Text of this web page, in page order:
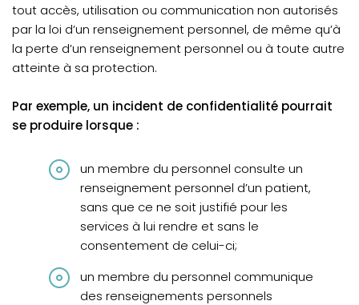
tout accès, utilisation ou communication non autorisés
par la loi d’un renseignement personnel, de même qu’à
la perte d’un renseignement personnel ou à toute autre
atteinte à sa protection.
Par exemple, un incident de confidentialité pourrait
se produire lorsque :
un membre du personnel consulte un
renseignement personnel d’un patient,
sans que ce ne soit justifié pour les
services à lui rendre et sans le
consentement de celui-ci;
un membre du personnel communique
des renseignements personnels